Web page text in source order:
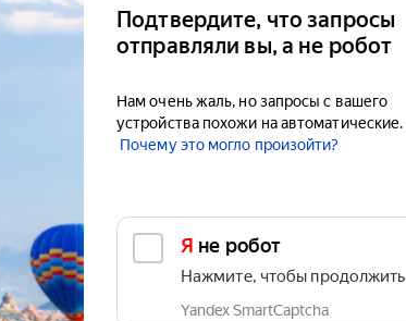
Подтвердите, что запросы
отправляли вы, а не робот
Нам очень жаль, но запросы с вашего
устройства похожи на автоматические.
Почему это могло произойти?
Я не робот
Нажмите, чтобы продолжить
Yandex SmartCaptcha